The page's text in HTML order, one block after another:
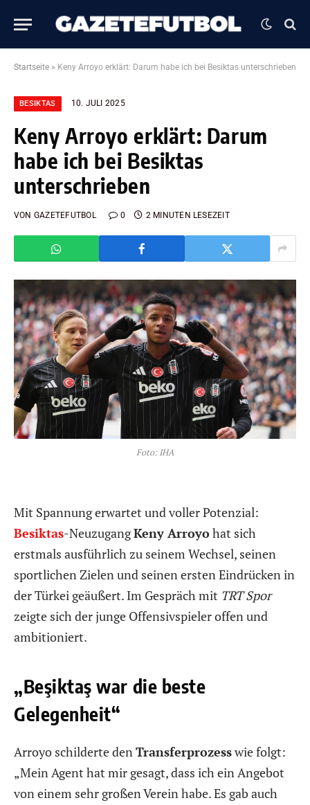
Startseite » Keny Arroyo erklärt: Darum habe ich bei Besiktas unterschrieben
BESIKTAS 10. JULI 2025
Keny Arroyo erklärt: Darum
habe ich bei Besiktas
unterschrieben
VON GAZETEFUTBOL 0 2 MINUTEN LESEZEIT
Foto: IHA
Mit Spannung erwartet und voller Potenzial:
Besiktas-NeuzugangKeny Arroyohat sich
erstmals ausführlich zu seinem Wechsel, seinen
sportlichen Zielen und seinen ersten Eindrücken in
der Türkei geäußert. Im Gespräch mit TRT Spor
zeigte sich der junge Offensivspieler offen und
ambitioniert.
„Beşiktaş war die beste
Gelegenheit“
Arroyo schilderte denTransferprozesswie folgt:
„Mein Agent hat mir gesagt, dass ich ein Angebot
von einem sehr großen Verein habe. Es gab auch